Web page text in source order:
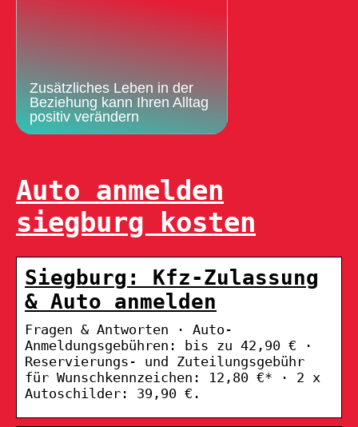
Zusätzliches Leben in der
Beziehung kann Ihren Alltag
positiv verändern
Auto anmelden
siegburg kosten
Siegburg: Kfz-Zulassung
& Auto anmelden
Fragen & Antworten · Auto-
Anmeldungsgebühren: bis zu 42,90 € ·
Reservierungs- und Zuteilungsgebühr
für Wunschkennzeichen: 12,80 €* · 2 x
Autoschilder: 39,90 €.